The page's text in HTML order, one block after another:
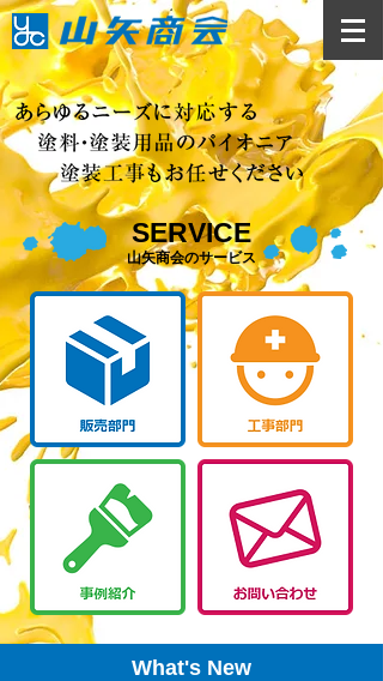
SERVICE
山矢商会のサービス
What's New